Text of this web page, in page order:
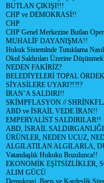
BUTLAN ÇIKIŞI!!!
CHP ve DEMOKRASİ!!
CHP
CHP Genel Merkezine Butlan
MUHALİF DAYANIŞMA!!
Hukuk Sistemlnde Tutuklama
Okul Saldırıları Üzerine
NEDEN FAKİRİZ?
BELEDİYELERİ TOPAL
SİYASİLERE UYARI?!?!?
İRAN’A SALDIRI!!
SKİMPFLASYON //
ABD ve İSRAİL VEDE İRAN!!
EMPERYALİST SALDIRILAR!!
ABD, İSRAİL SALDIRGANLIĞI
ÜRÜNLER, NEDEN UCUZ,
ALGILATILAN ALGILARLA,
Vatandaşlık Hukuku Bozulunca!!
EKONOMİK EŞİTSİZLİKLER,
ALIM GÜCÜ
Demokrasi, Barış ve Kardeşlik